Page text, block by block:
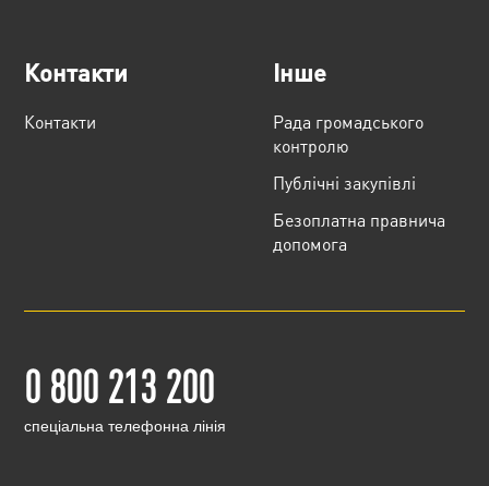
Контакти
Контакти
Інше
Рада громадського
контролю
Публічні закупівлі
Безоплатна правнича
допомога
0 800 213 200
cпеціальна телефонна лінія